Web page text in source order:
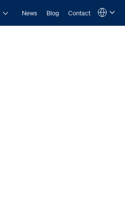
Open Produits
News Blog Contact